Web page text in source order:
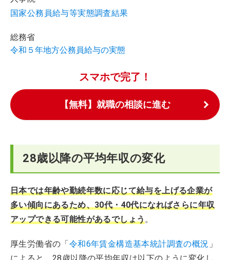
国家公務員給与等実態調査結果
総務省
令和５年地方公務員給与の実態
スマホで完了！
【無料】就職の相談に進む
28歳以降の平均年収の変化
日本では年齢や勤続年数に応じて給与を上げる企業が
多い傾向にあるため、30代・40代になればさらに年収
アップできる可能性があるでしょう。
厚生労働省の「令和6年賃金構造基本統計調査の概況 」